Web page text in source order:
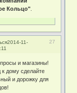
Кольцо"
27
2014-11-
и магазины!
к дому сделайте
и дорожку для